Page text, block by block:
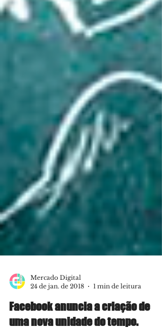
24 de jan. de 2018
1 min de leitura